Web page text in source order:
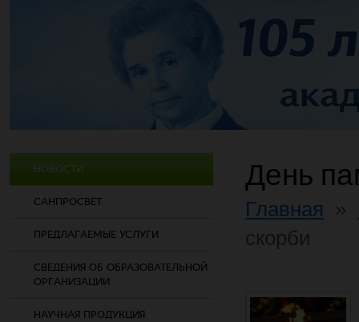
НОВОСТИ
САНПРОСВЕТ
ПРЕДЛАГАЕМЫЕ УСЛУГИ
СВЕДЕНИЯ ОБ ОБРАЗОВАТЕЛЬНОЙ
ОРГАНИЗАЦИИ
НАУЧНАЯ ПРОДУКЦИЯ
День
Главная